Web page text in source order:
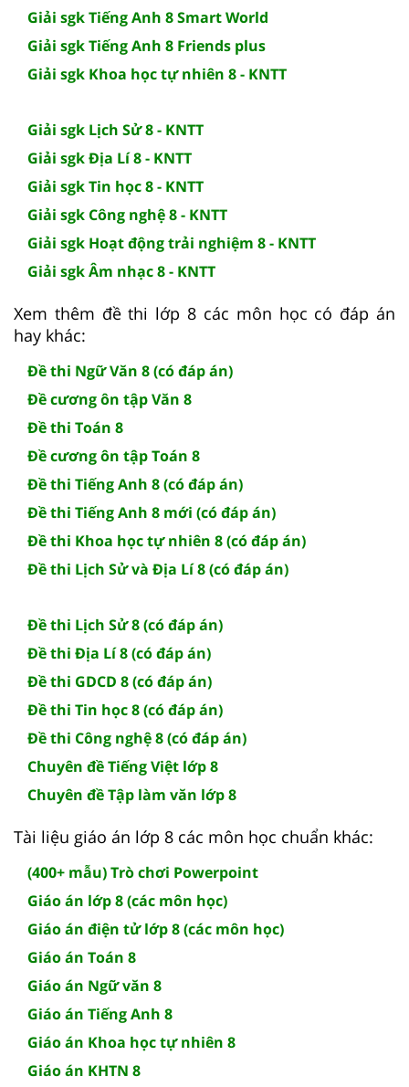
Giải sgk Tiếng Anh 8 Smart World
Giải sgk Tiếng Anh 8 Friends plus
Giải sgk Khoa học tự nhiên 8 - KNTT
Giải sgk Lịch Sử 8 - KNTT
Giải sgk Địa Lí 8 - KNTT
Giải sgk Tin học 8 - KNTT
Giải sgk Công nghệ 8 - KNTT
Giải sgk Hoạt động trải nghiệm 8 - KNTT
Giải sgk Âm nhạc 8 - KNTT
Xem thêm đề thi lớp 8 các môn học có đáp án
hay khác:
Đề thi Ngữ Văn 8 (có đáp án)
Đề cương ôn tập Văn 8
Đề thi Toán 8
Đề cương ôn tập Toán 8
Đề thi Tiếng Anh 8 (có đáp án)
Đề thi Tiếng Anh 8 mới (có đáp án)
Đề thi Khoa học tự nhiên 8 (có đáp án)
Đề thi Lịch Sử và Địa Lí 8 (có đáp án)
Đề thi Lịch Sử 8 (có đáp án)
Đề thi Địa Lí 8 (có đáp án)
Đề thi GDCD 8 (có đáp án)
Đề thi Tin học 8 (có đáp án)
Đề thi Công nghệ 8 (có đáp án)
Chuyên đề Tiếng Việt lớp 8
Chuyên đề Tập làm văn lớp 8
Tài liệu giáo án lớp 8 các môn học chuẩn khác:
(400+ mẫu) Trò chơi Powerpoint
Giáo án lớp 8 (các môn học)
Giáo án điện tử lớp 8 (các môn học)
Giáo án Toán 8
Giáo án Ngữ văn 8
Giáo án Tiếng Anh 8
Giáo án Khoa học tự nhiên 8
Giáo án KHTN 8